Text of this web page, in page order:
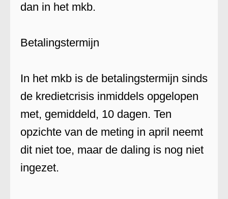
dan in het mkb.
Betalingstermijn
In het mkb is de betalingstermijn sinds
de kredietcrisis inmiddels opgelopen
met, gemiddeld, 10 dagen. Ten
opzichte van de meting in april neemt
dit niet toe, maar de daling is nog niet
ingezet.